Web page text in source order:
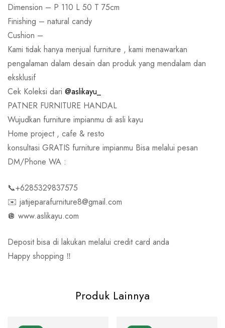
Dimension – P 110 L 50 T 75cm
Finishing – natural candy
Cushion –
Kami tidak hanya menjual furniture , kami menawarkan
pengalaman dalam desain dan produk yang mendalam dan
eksklusif
Cek Koleksi dari @aslikayu_
PATNER FURNITURE HANDAL
Wujudkan furniture impianmu di asli kayu
Home project , cafe & resto
konsultasi GRATIS furniture impianmu Bisa melalui pesan
DM/Phone WA :
📞+6285329837575
✉️ jatijeparafurniture8@gmail.com
🪩 www.aslikayu.com
Deposit bisa di lakukan melalui credit card anda
Happy shopping ‼️
Produk Lainnya